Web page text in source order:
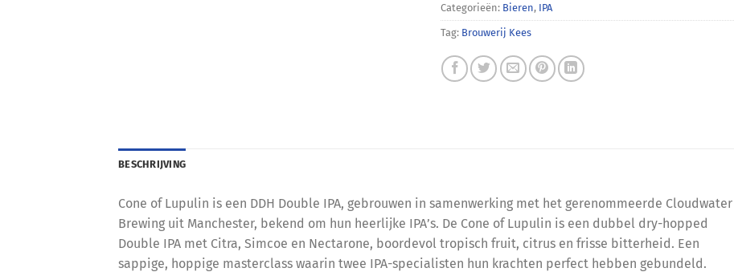
Categorieën: Bieren, IPA
Tag: Brouwerij Kees
BESCHRIJVING
Cone of Lupulin is een DDH Double IPA, gebrouwen in samenwerking met het gerenommeerde Cloudwater
Brewing uit Manchester, bekend om hun heerlijke IPA’s. De Cone of Lupulin is een dubbel dry-hopped
Double IPA met Citra, Simcoe en Nectarone, boordevol tropisch fruit, citrus en frisse bitterheid. Een
sappige, hoppige masterclass waarin twee IPA-specialisten hun krachten perfect hebben gebundeld.